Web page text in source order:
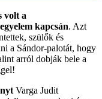
volt a
kapcsán. Azt
szülők és
a Sándor-palotát, hogy
arról dobják bele a
Varga Judit